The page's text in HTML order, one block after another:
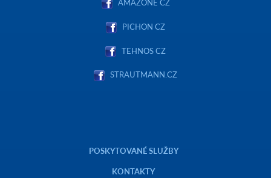
PICHON CZ
TEHNOS CZ
STRAUTMANN.CZ
POSKYTOVANÉ SLUŽBY
KONTAKTY